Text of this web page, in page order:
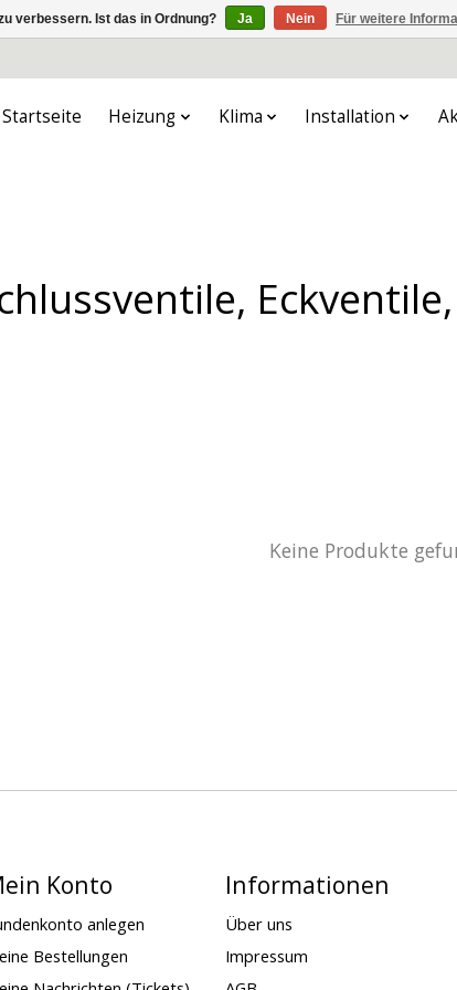
Startseite Heizung Klima Installation
Keine Produkte
Konto
anlegen
Bestellungen
Informationen
Über uns
Impressum
verbessern. Ist das in Ordnung? Ja Nein Für weitere